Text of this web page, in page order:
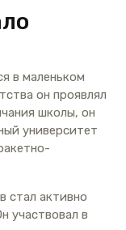
в маленьком
он проявлял
школы, он
университет
стал активно
участвовал в